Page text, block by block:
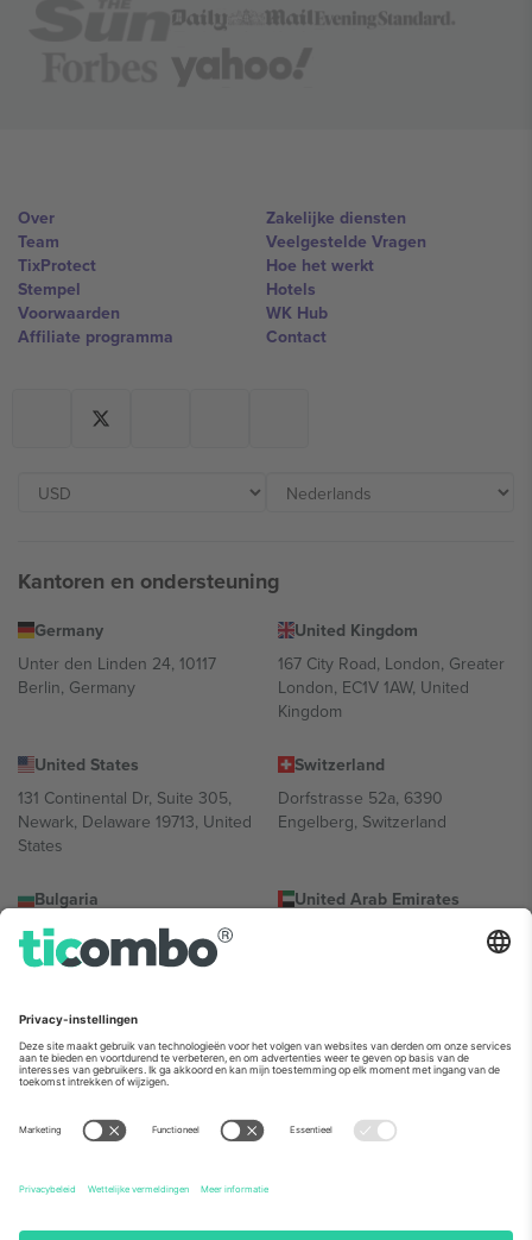
Over
Team
TixProtect
Stempel
Voorwaarden
Affiliate programma
Zakelijke diensten
Veelgestelde Vragen
Hoe het werkt
Hotels
WK Hub
Contact
Kantoren en ondersteuning
Germany
Unter den Linden 24, 10117
Berlin, Germany
United Kingdom
167 City Road, London, Greater
London, EC1V 1AW, United
Kingdom
United States
131 Continental Dr, Suite 305,
Newark, Delaware 19713, United
States
Switzerland
Dorfstrasse 52a, 6390
Engelberg, Switzerland
Bulgaria
Regus Sofia City West, bul
Totleben 53-55, 1606 Sofia,
United Arab Emirates
UAE Dubai Silicon Oasis, DDP
Building A1, Office 302, Dubai,
Mexico
Av Chapultepec 360, Roma
Norte, Cuauhtémoc, 06700
Ciudad de México, CDMX,
Mexico
De juridische entiteit van de aanbieder van het platform kan
domein. Kijk voor meer informatie op de specifieke pagina van het